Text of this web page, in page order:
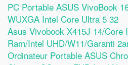
PC Portable ASUS VivoBook
WUXGA Intel Core Ultra 5 32
Asus Vivobook X415J 14/Core
Ram/Intel UHD/W11/Garanti
Ordinateur Portable ASUS